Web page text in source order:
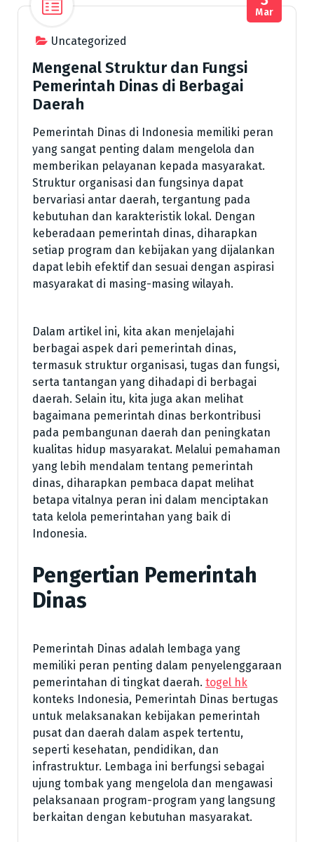
Uncategorized
Mar
Mengenal Struktur dan Fungsi
Pemerintah Dinas di Berbagai
Daerah
Pemerintah Dinas di Indonesia memiliki peran
yang sangat penting dalam mengelola dan
memberikan pelayanan kepada masyarakat.
Struktur organisasi dan fungsinya dapat
bervariasi antar daerah, tergantung pada
kebutuhan dan karakteristik lokal. Dengan
keberadaan pemerintah dinas, diharapkan
setiap program dan kebijakan yang dijalankan
dapat lebih efektif dan sesuai dengan aspirasi
masyarakat di masing-masing wilayah.
Dalam artikel ini, kita akan menjelajahi
berbagai aspek dari pemerintah dinas,
termasuk struktur organisasi, tugas dan fungsi,
serta tantangan yang dihadapi di berbagai
daerah. Selain itu, kita juga akan melihat
bagaimana pemerintah dinas berkontribusi
pada pembangunan daerah dan peningkatan
kualitas hidup masyarakat. Melalui pemahaman
yang lebih mendalam tentang pemerintah
dinas, diharapkan pembaca dapat melihat
betapa vitalnya peran ini dalam menciptakan
tata kelola pemerintahan yang baik di
Indonesia.
Pengertian Pemerintah
Dinas
Pemerintah Dinas adalah lembaga yang
memiliki peran penting dalam penyelenggaraan
pemerintahan di tingkat daerah. togel hk
konteks Indonesia, Pemerintah Dinas bertugas
untuk melaksanakan kebijakan pemerintah
pusat dan daerah dalam aspek tertentu,
seperti kesehatan, pendidikan, dan
infrastruktur. Lembaga ini berfungsi sebagai
ujung tombak yang mengelola dan mengawasi
pelaksanaan program-program yang langsung
berkaitan dengan kebutuhan masyarakat.